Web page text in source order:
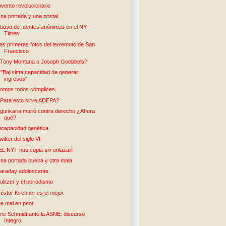
revolucionario
portada y una postal
de fuentes anónimas en el NY
Times
primeras fotos del terremoto de San
Francisco
Montana o Joseph Goebbels?
"Bajísima capacidad de generar
ingresos"
todos cómplices
esto sirve ADEPA?
murió contra derecho ¿Ahora
qué?
genética
del siglo VI
NYT nos copia sin enlazar!
portada buena y otra mala
adolescente
y el periodismo
Kirchner es el mejor
mal en peor
Schmidt ante la ASNE: discurso
íntegro